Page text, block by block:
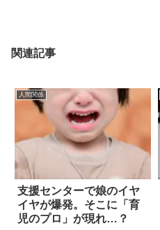
関連記事
人間関係
支援センターで娘のイヤ
イヤが爆発。そこに「育
児のプロ」が現れ…？